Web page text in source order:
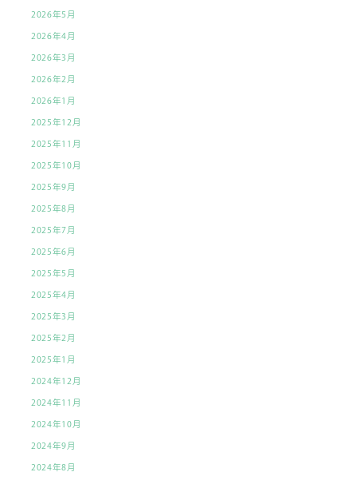
2026年5月
2026年4月
2026年3月
2026年2月
2026年1月
2025年12月
2025年11月
2025年10月
2025年9月
2025年8月
2025年7月
2025年6月
2025年5月
2025年4月
2025年3月
2025年2月
2025年1月
2024年12月
2024年11月
2024年10月
2024年9月
2024年8月